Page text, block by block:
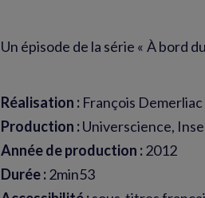
Un épisode de la série « À bord
Réalisation : François Demerliac
Production :Universcience,
Année de production :2012
Durée :2min53